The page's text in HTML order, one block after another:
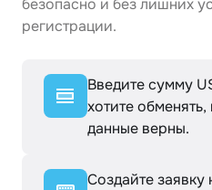
безопасно и без лишних
регистрации.
Введите сумму
хотите
данные верны.
Создайте заявку